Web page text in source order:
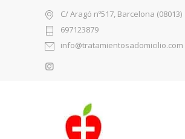
C/ Aragó nº517, Barcelona (08013)
697123879
info@tratamientosadomicilio.com